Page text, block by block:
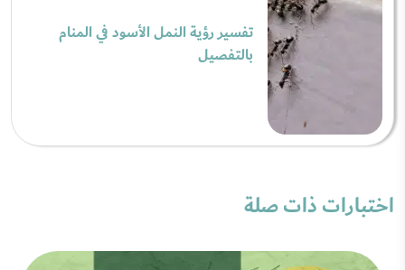
تفسير رؤية النمل الأسود في المنام
بالتفصيل
اختبارات ذات صلة